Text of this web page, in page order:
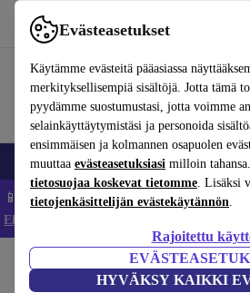
Evästeasetukset
Käytämme evästeitä pääasiassa
merkityksellisempiä sisältöjä. Jotta tämä
pyydämme suostumustasi, jotta voimme
selainkäyttäytymistäsi ja personoida
ensimmäisen ja kolmannen osapuolen
muuttaa evästeasetuksiasi milloin
tietosuojaa koskevat tietomme. Lisäksi
tietojenkäsittelijän evästekäytännön.
Rajoitettu
HYVÄKSY KAIKKI
Käytä refurbed-palvelua nopeasti ja helposti
Matkapuhelimet ja älypuhelimet
📱 Säästä 5 % LISÄÄ iPhoneista –
Ehdot ja säännöt
Kodinkoneiden